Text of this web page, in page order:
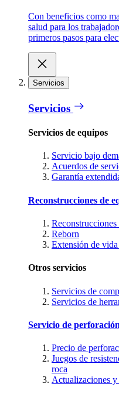
Con beneficios como
salud para los
primeros pasos para
Servicios
Servicios
Servicios de equipos
Servicio bajo
Acuerdos de
Garantía
Reconstrucciones de
Reconstrucciones
Reborn
Extensión de
Otros servicios
Servicios de
Servicios de
Servicio de
Precio de
Juegos de
roca
Actualizaciones y